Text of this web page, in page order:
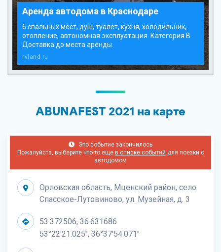
Аренда автодома в Краснодаре
6 спальных мест, душ, туалет, кухня, холодильник,
отопление, автономная эксплуатация. Категория В.
Доставка до места аренды.
rvland.ru
ABUNAFEST 2021 на карте
Это событие закончилось
Пожалуйста, выберите что-то еще в списке событий для поезки с
автодомом
Орловская область, Мценский район, село
Спасское-Лутовиново, ул. Музейная, д. 3
53.372506, 36.631686
53°22'21.025", 36°37'54.071"